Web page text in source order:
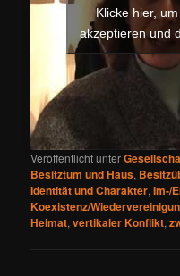
Klicke hier,
akzeptieren und
Veröffentlicht unter
Besitztum und Haus,
Identität und Charakter,Im-/
Koexistenz/
Heimat,vertikaler Konflikt,